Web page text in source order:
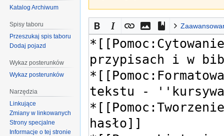
Katalog Archiwum
Spisy taboru
Przeszukaj spis taboru
Dodaj pojazd
Wykaz posterunków
Wykaz posterunków
Narzędzia
Linkujące
Zmiany w linkowanych
Strony specjalne
Informacje o tej stronie